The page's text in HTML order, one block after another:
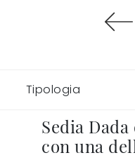
Tipologia
Sedia
con una